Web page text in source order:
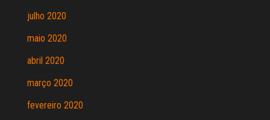
julho 2020
maio 2020
abril 2020
março 2020
fevereiro 2020